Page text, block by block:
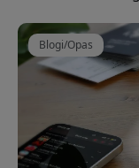
Blogi/Opas